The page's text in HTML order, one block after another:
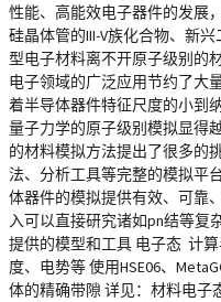
性能、高能效电子器件的发展
硅晶体管的III-V族化合物、新
型电子材料离不开原子级别的
电子领域的广泛应用节约了大
着半导体器件特征尺度的小到
量子力学的原子级别模拟显得
的材料模拟方法提出了很多的
法、分析工具等完整的模拟平
体器件的模拟提供有效、可靠
入可以直接研究诸如pn结等复
提供的模型和工具 电子态 计
度、电势等 使用HSE06、
体的精确带隙 详见：材料电子